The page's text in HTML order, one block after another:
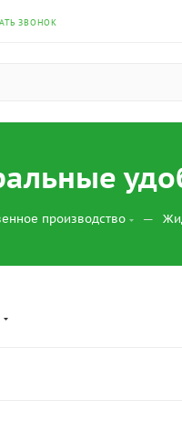
ЗВОНОК
производство —